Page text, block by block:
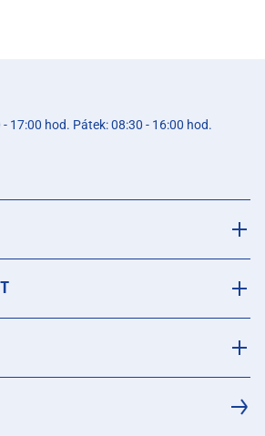
17:00 hod. Pátek: 08:30 - 16:00 hod.